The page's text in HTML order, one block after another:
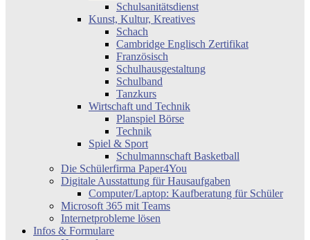
Schulsanitätsdienst
Kunst, Kultur, Kreatives
Schach
Cambridge Englisch Zertifikat
Französisch
Schulhausgestaltung
Schulband
Tanzkurs
Wirtschaft und Technik
Planspiel Börse
Technik
Spiel & Sport
Schulmannschaft Basketball
Die Schülerfirma Paper4You
Digitale Ausstattung für Hausaufgaben
Computer/Laptop: Kaufberatung für Schüler
Microsoft 365 mit Teams
Internetprobleme lösen
Infos & Formulare